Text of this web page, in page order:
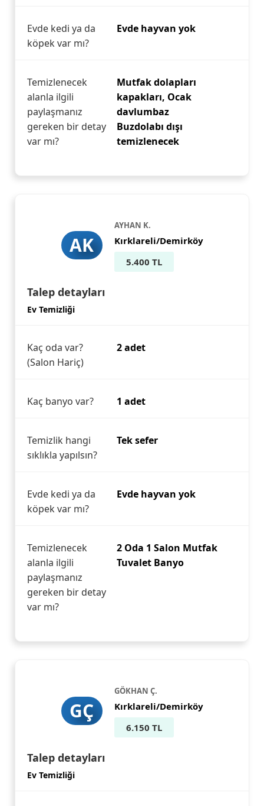
Evde kedi ya da
köpek var mı?
Evde hayvan yok
Temizlenecek
alanla ilgili
paylaşmanız
gereken bir detay
var mı?
Mutfak dolapları
kapakları, Ocak
davlumbaz
Buzdolabı dışı
temizlenecek
AK
AYHAN K.
Kırklareli/Demirköy
5.400 TL
Talep detayları
Ev Temizliği
Kaç oda var?
(Salon Hariç)
2 adet
Kaç banyo var? 1 adet
Temizlik hangi
sıklıkla yapılsın?
Tek sefer
Evde kedi ya da
köpek var mı?
Evde hayvan yok
Temizlenecek
alanla ilgili
paylaşmanız
gereken bir detay
var mı?
2 Oda 1 Salon Mutfak
Tuvalet Banyo
GÇ
GÖKHAN Ç.
Kırklareli/Demirköy
6.150 TL
Talep detayları
Ev Temizliği